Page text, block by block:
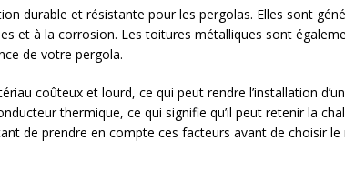
durable et résistante pour les pergolas. Elles sont
et à la corrosion. Les toitures métalliques sont
de votre pergola.
coûteux et lourd, ce qui peut rendre l’installation
thermique, ce qui signifie qu’il peut retenir la
de prendre en compte ces facteurs avant de choisir